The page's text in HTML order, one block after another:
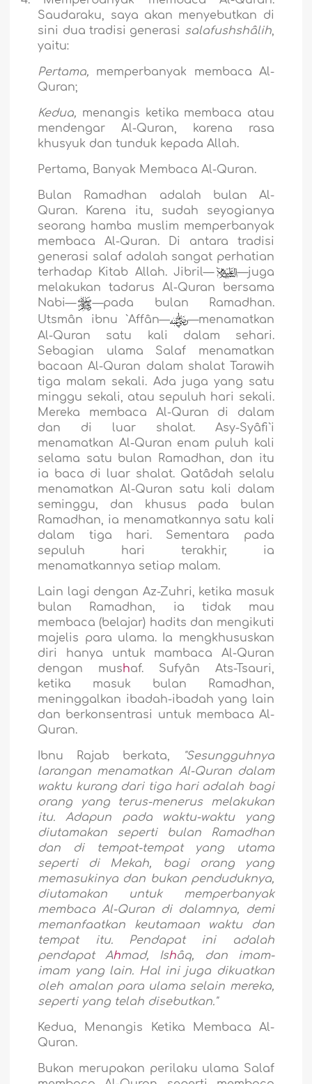
Saudaraku, saya akan menyebutkan di
sini dua tradisi generasi salafushshâlih,
yaitu:
Pertama, memperbanyak membaca Al-
Quran;
Kedua, menangis ketika membaca atau
mendengar Al-Quran, karena rasa
khusyuk dan tunduk kepada Allah.
Pertama, Banyak Membaca Al-Quran.
Bulan Ramadhan adalah bulan Al-
Quran. Karena itu, sudah seyogianya
seorang hamba muslim memperbanyak
membaca Al-Quran. Di antara tradisi
generasi salaf adalah sangat perhatian
terhadap Kitab Allah. Jibril—`
—juga
melakukan tadarus Al-Quran bersama
Nabi—
—pada bulan Ramadhan.
Utsmân ibnu `Affân—
—menamatkan
Al-Quran satu kali dalam sehari.
Sebagian ulama Salaf menamatkan
bacaan Al-Quran dalam shalat Tarawih
tiga malam sekali. Ada juga yang satu
minggu sekali, atau sepuluh hari sekali.
Mereka membaca Al-Quran di dalam
dan di luar shalat. Asy-Syâfi`i
menamatkan Al-Quran enam puluh kali
selama satu bulan Ramadhan, dan itu
ia baca di luar shalat. Qatâdah selalu
menamatkan Al-Quran satu kali dalam
seminggu, dan khusus pada bulan
Ramadhan, ia menamatkannya satu kali
dalam tiga hari. Sementara pada
sepuluh hari terakhir, ia
menamatkannya setiap malam.
Lain lagi dengan Az-Zuhri, ketika masuk
bulan Ramadhan, ia tidak mau
membaca (belajar) hadits dan mengikuti
majelis para ulama. Ia mengkhususkan
diri hanya untuk mambaca Al-Quran
dengan mushaf. Sufyân Ats-Tsauri,
ketika masuk bulan Ramadhan,
meninggalkan ibadah-ibadah yang lain
dan berkonsentrasi untuk membaca Al-
Quran.
Ibnu Rajab berkata,
"Sesungguhnya
larangan menamatkan Al-Quran dalam
waktu kurang dari tiga hari adalah bagi
orang yang terus-menerus melakukan
itu. Adapun pada waktu-waktu yang
diutamakan seperti bulan Ramadhan
dan di tempat-tempat yang utama
seperti di Mekah, bagi orang yang
memasukinya dan bukan penduduknya,
diutamakan untuk memperbanyak
membaca Al-Quran di dalamnya, demi
memanfaatkan keutamaan waktu dan
tempat itu. Pendapat ini adalah
pendapat Ahmad, Ishâq, dan imam-
imam yang lain. Hal ini juga dikuatkan
oleh amalan para ulama selain mereka,
seperti yang telah disebutkan."
Kedua, Menangis Ketika Membaca Al-
Quran.
Bukan merupakan perilaku ulama Salaf